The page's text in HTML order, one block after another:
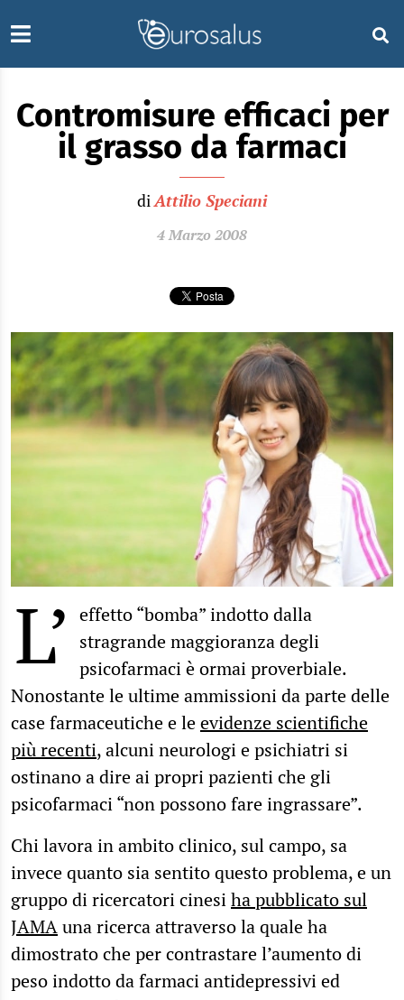
Contromisure efficaci per
il grasso da farmaci
diAttilio Speciani
4 Marzo 2008
L’ effetto “bomba” indotto dalla
stragrande maggioranza degli
psicofarmaci è ormai proverbiale.
Nonostante le ultime ammissioni da parte delle
case farmaceutiche e leevidenze scientifiche
più recenti, alcuni neurologi e psichiatri si
ostinano a dire ai propri pazienti che gli
psicofarmaci “non possono fare ingrassare”.
Chi lavora in ambito clinico, sul campo, sa
invece quanto sia sentito questo problema, e un
gruppo di ricercatori cinesiha pubblicato sul
JAMAuna ricerca attraverso la quale ha
dimostrato che per contrastare l’aumento di
peso indotto da farmaci antidepressivi ed